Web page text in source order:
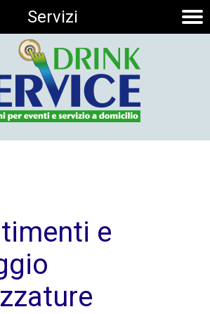
HOME
AZIENDA
Servizi
e